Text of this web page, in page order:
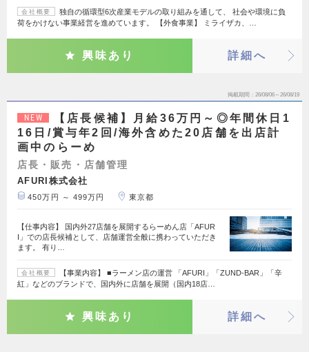
会社概要
独自の循環型6次産業モデルの取り組みを通して、 社会や環境に負
荷をかけない事業経営を進めています。 【外食事業】 ミライザカ、…
興味あり 詳細へ
掲載期間 26/08/06～26/08/19
NEW
【店長候補】月給36万円～◎年間休日1
16日/賞与年2回/海外含めた20店舗を出店計
画中のらーめ
店長・販売・店舗管理
AFURI株式会社
450万円 ～ 499万円 東京都
【仕事内容】 国内外27店舗を展開するらーめん店「AFUR
I」での店長候補として、店舗運営全般に携わっていただき
ます。 有り…
会社概要
【事業内容】 ■ラーメン店の運営 「AFURI」「ZUND-BAR」「辛
紅」などのブランドで、国内外に店舗を展開（国内18店…
興味あり 詳細へ